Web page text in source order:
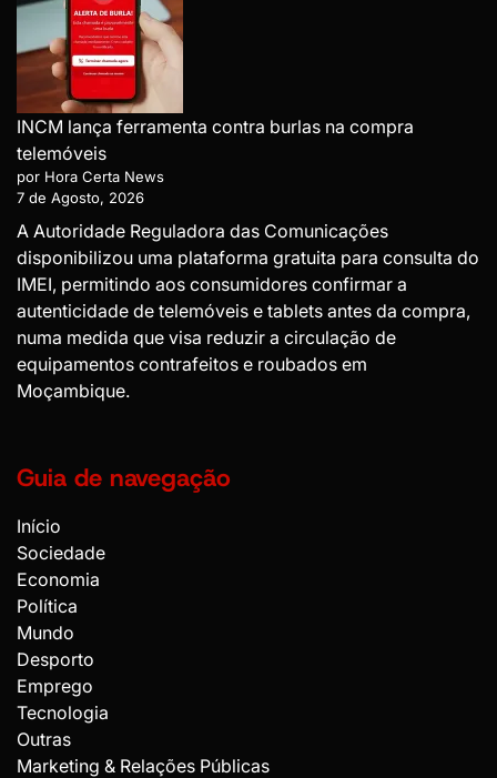
INCM lança ferramenta contra burlas na compra
telemóveis
por Hora Certa News
7 de Agosto, 2026
A Autoridade Reguladora das Comunicações
disponibilizou uma plataforma gratuita para consulta do
IMEI, permitindo aos consumidores confirmar a
autenticidade de telemóveis e tablets antes da compra,
numa medida que visa reduzir a circulação de
equipamentos contrafeitos e roubados em
Moçambique.
Guia de navegação
Início
Sociedade
Economia
Política
Mundo
Desporto
Emprego
Tecnologia
Outras
Marketing & Relações Públicas